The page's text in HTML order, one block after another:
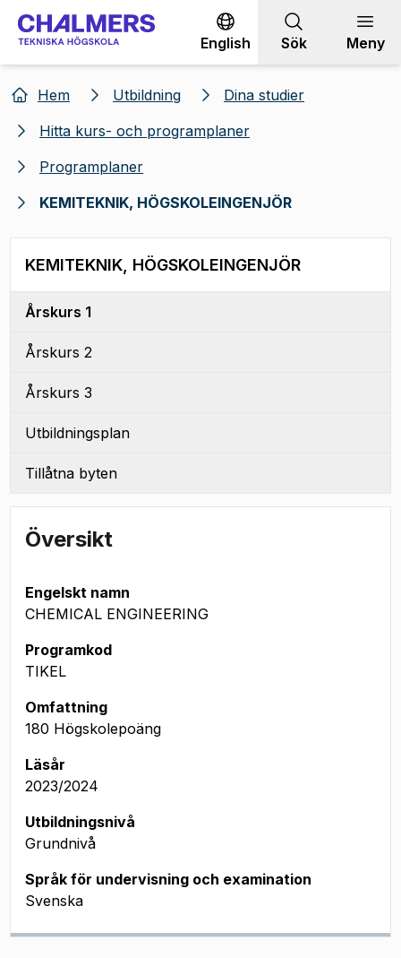
Gå till innehållet
English Sök Meny
Hem Utbildning
Dina studier
Hitta kurs- och programplaner
Programplaner
KEMITEKNIK, HÖGSKOLEINGENJÖR
KEMITEKNIK, HÖGSKOLEINGENJÖR
Årskurs 1
Årskurs 2
Årskurs 3
Utbildningsplan
Tillåtna byten
Översikt
Engelskt namn
CHEMICAL ENGINEERING
Programkod
TIKEL
Omfattning
180 Högskolepoäng
Läsår
2023/2024
Utbildningsnivå
Grundnivå
Språk för undervisning och examination
Svenska